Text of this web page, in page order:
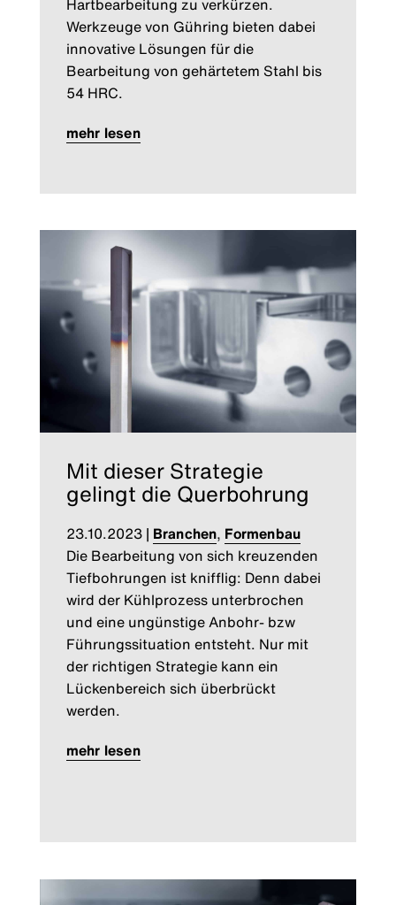
Werkzeuge von Gühring bieten dabei
innovative Lösungen für die
Bearbeitung von gehärtetem Stahl bis
54 HRC.
mehr lesen
Mit dieser Strategie
gelingt die Querbohrung
23.10.2023| Branchen, Formenbau
Die Bearbeitung von sich kreuzenden
Tiefbohrungen ist knifflig: Denn dabei
wird der Kühlprozess unterbrochen
und eine ungünstige Anbohr- bzw
Führungssituation entsteht. Nur mit
der richtigen Strategie kann ein
Lückenbereich sich überbrückt
werden.
mehr lesen